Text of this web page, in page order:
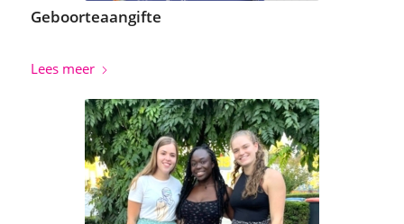
Geboorteaangifte
Lees meer